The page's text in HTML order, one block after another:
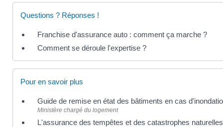
Questions ? Réponses !
Franchise d'assurance auto : comment ça marche ?
Comment se déroule l'expertise ?
Pour en savoir plus
Guide de remise en état des bâtiments en cas
Ministère chargé du logement
L'assurance des tempêtes et des catastrophes